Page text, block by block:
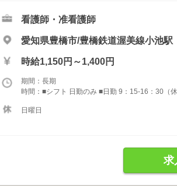
看護師・准看護師
愛知県豊橋市/豊橋鉄道渥美線小池駅
時給1,150円～1,400円
期間：長期
時間：■シフト 日勤のみ ■日勤 9：15-16：30（休
日曜日
求